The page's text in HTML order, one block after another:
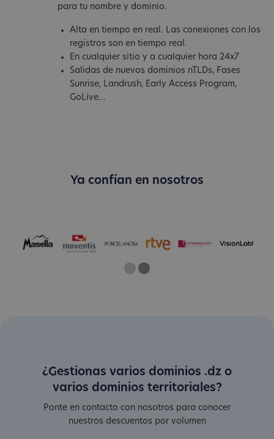
para tu nombre y dominio.
Alta en tiempo en real. Las conexiones con los
registros son en tiempo real.
En cualquier sitio y a cualquier hora 24x7
Salidas de nuevos dominios nTLDs, Fases
Sunrise, Landrush, Early Access Program,
GoLive...
Ya confían en nosotros
One
Current Slide
Two
¿Gestionas varios dominios .dz o
varios dominios territoriales?
Ponte en contacto con nosotros para conocer
nuestros descuentos por volumen